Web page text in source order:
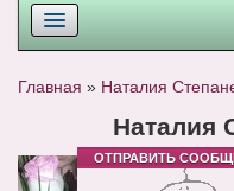
НОВОРОЖДЕННЫЙ
Главная » Наталия
Наталия
ОТПРАВИТЬ